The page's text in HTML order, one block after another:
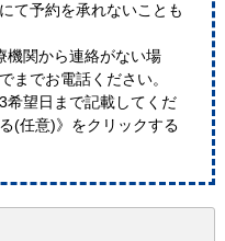
て予約を承れないことも
関から連絡がない場
までお電話ください。
望日まで記載してくだ
(任意)》をクリックする